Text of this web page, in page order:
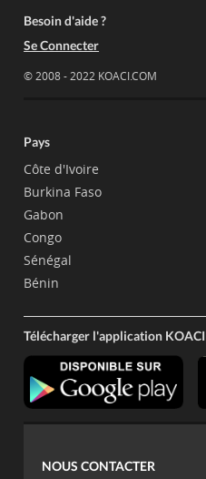
Besoin d'aide ?
Se Connecter
© 2008 - 2022 KOACI.COM
Pays
Côte d'Ivoire
Burkina Faso
Gabon
Congo
Sénégal
Bénin
Télécharger l'application KOACI
NOUS CONTACTER